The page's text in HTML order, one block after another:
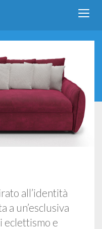
all’identità
a un’esclusiva
eclettismo e